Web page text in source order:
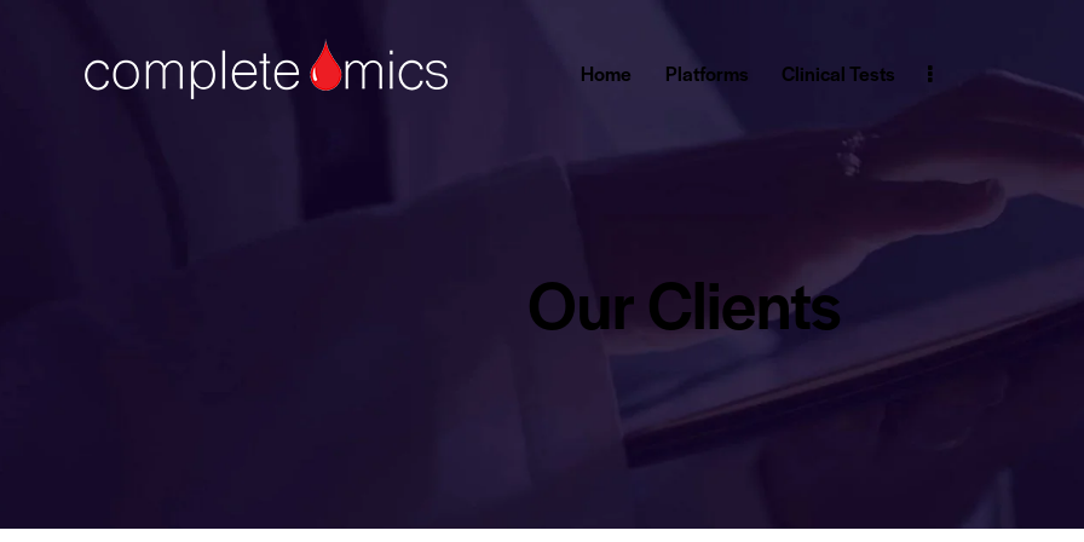
Home Platforms Clinical Tests
Our Clients